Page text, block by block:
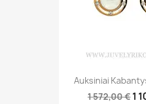
Auksiniai
1 572,00 € 1